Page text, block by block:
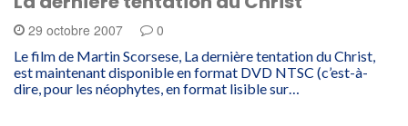
29 octobre 2007 0
Le film de Martin Scorsese, La dernière tentation du Christ,
est maintenant disponible en format DVD NTSC (c’est-à-
dire, pour les néophytes, en format lisible sur…